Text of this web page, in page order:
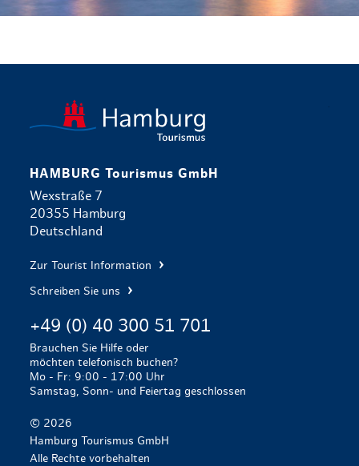
HAMBURG Tourismus GmbH
Wexstraße 7
20355 Hamburg
Deutschland
Zur Tourist Information
Schreiben Sie uns
+49 (0) 40 300 51 701
Brauchen Sie Hilfe oder
möchten telefonisch buchen?
Mo - Fr: 9:00 - 17:00 Uhr
Samstag, Sonn- und Feiertag geschlossen
© 2026
Hamburg Tourismus GmbH
Alle Rechte vorbehalten